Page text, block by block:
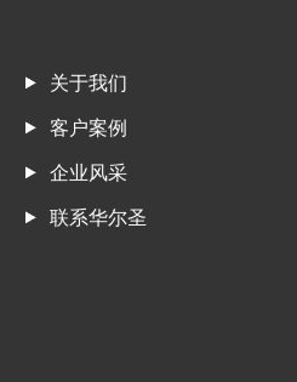
关于我们
客户案例
企业风采
联系华尔圣